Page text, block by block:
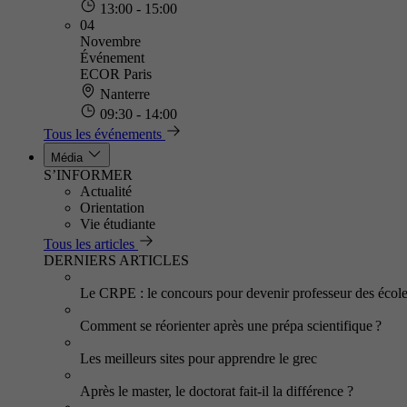
13:00 - 15:00
04
Novembre
Événement
ECOR Paris
Nanterre
09:30 - 14:00
Tous les événements
Média
S’INFORMER
Actualité
Orientation
Vie étudiante
Tous les articles
DERNIERS ARTICLES
Le CRPE : le concours pour devenir professeur des
Comment se réorienter après une prépa scientifique ?
Les meilleurs sites pour apprendre le grec
Après le master, le doctorat fait-il la différence ?